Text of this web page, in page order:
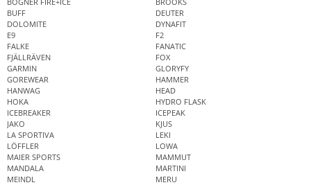
BUFF
DEUTER
DOLOMITE
DYNAFIT
E9
F2
FALKE
FANATIC
FJÄLLRÄVEN
FOX
GARMIN
GLORYFY
GOREWEAR
HAMMER
HANWAG
HEAD
HOKA
HYDRO FLASK
ICEBREAKER
ICEPEAK
JAKO
KJUS
LA SPORTIVA
LEKI
LÖFFLER
LOWA
MAIER SPORTS
MAMMUT
MANDALA
MARTINI
MEINDL
MERU